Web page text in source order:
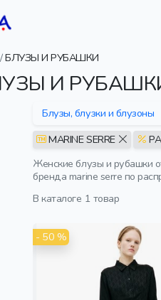
/БЛУЗЫ И РУБАШКИ
И РУБАШКИ
Блузы, блузки и блузоны
MARINE SERRE
Женские блузы и рубашки
бренда marine serre по
В каталоге 1 товар
- 50 %